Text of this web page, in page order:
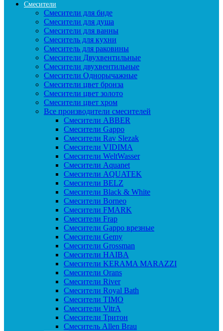
Смесители
Смесители для биде
Смесители для душа
Смесители для ванны
Смеситель для кухни
Смеситель для раковины
Смесители Двухвентильные
Смесители двухвентильные
Смесители Однорычажные
Смесители цвет бронза
Смесители цвет золото
Смесители цвет хром
Все производители смесителей
Cмесители ABBER
Cмесители Gappo
Cмесители Rav Slezak
Cмесители VIDIMA
Cмесители WeltWasser
Смесители Aquanet
Смесители AQUATEK
Смесители BELZ
Смесители Black & White
Смесители Borneo
Смесители FMARK
Смесители Frap
Смесители Gappo врезные
Смесители Gemy
Смесители Grossman
Смесители HAIBA
Смесители KERAMA MARAZZI
Смесители Orans
Смесители River
Смесители Royal Bath
Смесители TIMO
Смесители VitrA
Смесители Тритон
Смеситель Allen Brau